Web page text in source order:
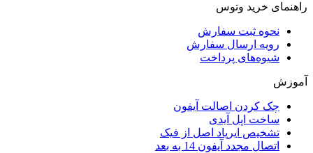
راهنمای خرید وتوس
نحوه ثبت سفارش
رویه ارسال سفارش
شیوه‌های پرداخت
آموزش
چک کردن اصالت آیفون
ساخت اپل آیدی
تشخیص ایرپاد اصل از فیک
اتصال مجدد آیفون 14 به بعد